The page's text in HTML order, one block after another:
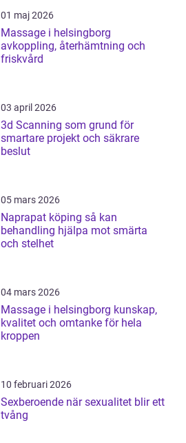
01 maj 2026
Massage i helsingborg
avkoppling, återhämtning och
friskvård
03 april 2026
3d Scanning som grund för
smartare projekt och säkrare
beslut
05 mars 2026
Naprapat köping så kan
behandling hjälpa mot smärta
och stelhet
04 mars 2026
Massage i helsingborg kunskap,
kvalitet och omtanke för hela
kroppen
10 februari 2026
Sexberoende när sexualitet blir ett
tvång